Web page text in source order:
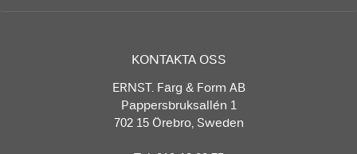
KONTAKTA OSS
ERNST. Färg & Form AB
Pappersbruksallén 1
702 15 Örebro, Sweden